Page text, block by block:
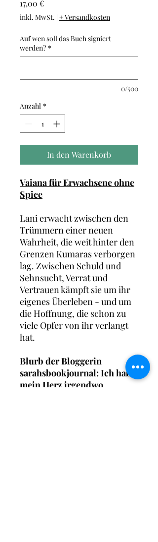
17,00 €Preis
inkl. MwSt. | + Versandkosten
Auf wen soll das Buch signiert
werden? *
0/500
Anzahl *
In den Warenkorb
Vaiana für Erwachsene ohne
Spice
Lani erwacht zwischen den
Trümmern einer neuen
Wahrheit, die weit hinter den
Grenzen Kumaras verborgen
lag. Zwischen Schuld und
Sehnsucht, Verrat und
Vertrauen kämpft sie um ihr
eigenes Überleben - und um
die Hoffnung, die schon zu
viele Opfer von ihr verlangt
hat.
​​​​​​​Blurb der Bloggerin
sarahsbookjournal: Ich habe
mein Herz irgendwo